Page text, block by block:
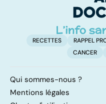
RECETTES RAPPEL
CANCER
Qui sommes-nous ?
Mentions légales